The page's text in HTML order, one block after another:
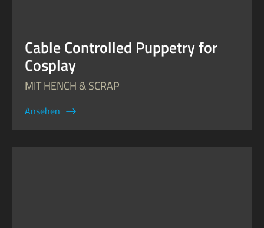
Cable Controlled Puppetry for
Cosplay
MIT HENCH & SCRAP
Ansehen